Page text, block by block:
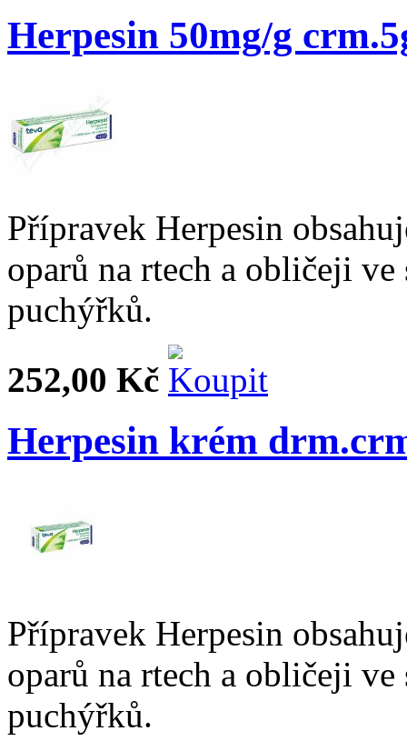
Herpesin 50mg/g
Přípravek Herpesin
oparů na rtech a obličeji
puchýřků.
252,00 Kč
Herpesin krém
Přípravek Herpesin
oparů na rtech a obličeji
puchýřků.